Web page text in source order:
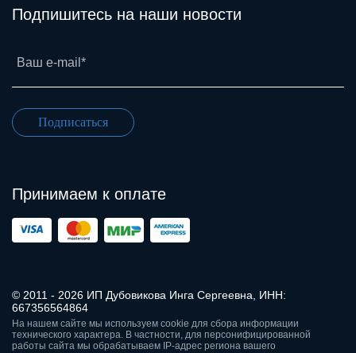
Подпишитесь на наши новости
Ваш e-mail*
Подписаться
Принимаем к оплате
© 2011 - 2026 ИП Дубовикова Инга Сергеевна, ИНН:
667356564864
На нашем сайте мы используем cookie для сбора информации
технического характера. В частности, для персонифицированной
работы сайта мы обрабатываем IP-адрес региона вашего